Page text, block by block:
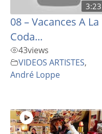
3:23
08 – Vacances A La
Coda...
43views
VIDEOS ARTISTES,
André Loppe